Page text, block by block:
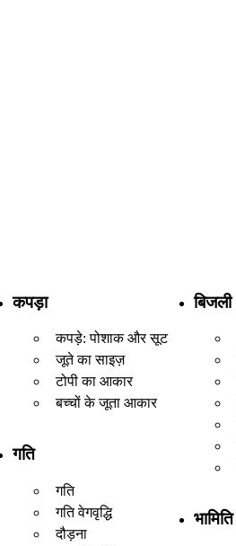
कपड़ा
कपड़े: पोशाक और सूट
जूते का साइज़
टोपी का आकार
बच्चों के जूता आकार
गति
गति
गति वेगवृद्धि
दौड़ना
बिजली
भामिति